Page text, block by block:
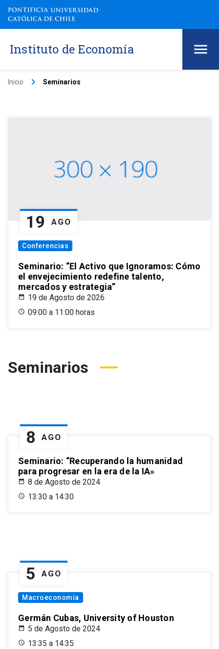
Instituto de Economía
Inicio keyboard_arrow_right Seminarios
19 AGO
Conferencias
Seminario: “El Activo que Ignoramos: Cómo
el envejecimiento redefine talento,
mercados y estrategia”
19 de Agosto de 2026
09:00 a 11:00 horas
Seminarios
8 AGO
Seminario: “Recuperando la humanidad
para progresar en la era de la IA»
8 de Agosto de 2024
13:30 a 14:30
5 AGO
Macroeconomía
Germán Cubas, University of Houston
5 de Agosto de 2024
13:35 a 14:35